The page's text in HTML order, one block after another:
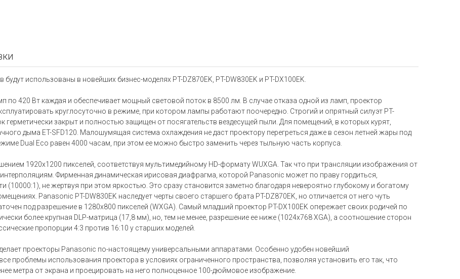
использованы в новейших бизнес-моделях PT-DZ870EK, PT-DW830EK и PT-DX100EK.
по 420 Вт каждая и обеспечивает мощный световой поток в 8500 лм. В случае отказа одной из ламп, проектор
круглосуточно в режиме, при котором лампы работают поочередно. Строгий и опрятный силуэт PT-
герметически закрыт и полностью защищен от посягательств вездесущей пыли. Для помещений, в которых курят,
дыма ET-SFD120. Малошумящая система охлаждения не даст проектору перегреться даже в сезон летней жары под
Dual Eco равен 4000 часам, при этом ее можно быстро заменить через тыльную часть корпуса.
1920x1200 пикселей, соответствуя мультимедийному HD-формату WUXGA. Так что при трансляции изображения от
Фирменная динамическая ирисовая диафрагма, которой Panasonic может по праву гордиться,
(10000:1), не жертвуя при этом яркостью. Это сразу становится заметно благодаря невероятно глубокому и богатому
Panasonic PT-DW830EK наследует черты своего старшего брата PT-DZ870EK, но отличается от него чуть
под разрешение в 1280x800 пикселей (WXGA). Самый младший проектор PT-DX100EK опережает своих родичей по
более крупная DLP-матрица (17,8 мм), но, тем не менее, разрешение ее ниже (1024x768 XGA), а соотношение сторон
пропорции 4:3 против 16:10 у старших моделей.
проекторы Panasonic по-настоящему универсальными аппаратами. Особенно удобен новейший
проблемы использования проектора в условиях ограниченного пространства, позволяя установить его так, что
метра от экрана и проецировать на него полноценное 100-дюймовое изображение.